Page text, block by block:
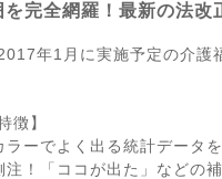
完全網羅！最新の法改
年1月に実施予定の介護
徴】
ラーでよく出る統計データ
注！「ココが出た」などの